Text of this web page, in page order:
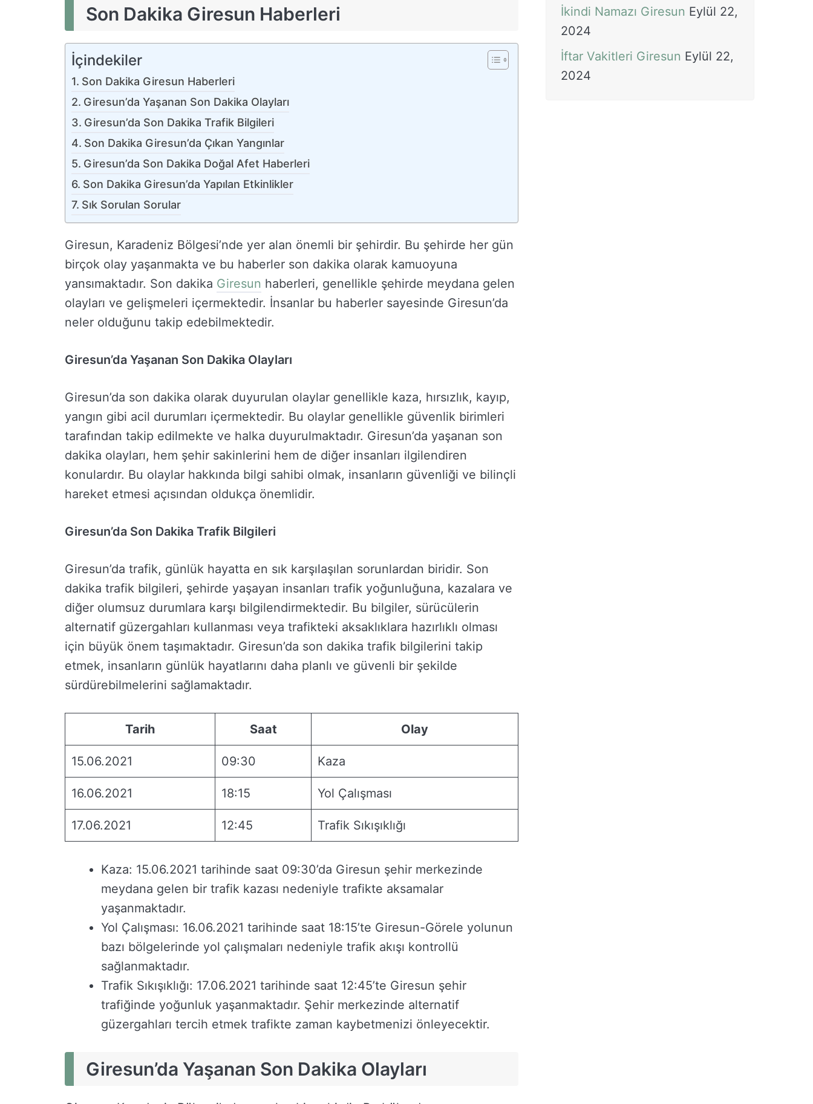
Son Dakika Giresun Haberleri
İçindekiler
Son Dakika Giresun Haberleri
Giresun’da Yaşanan Son Dakika Olayları
Giresun’da Son Dakika Trafik Bilgileri
Son Dakika Giresun’da Çıkan Yangınlar
Giresun’da Son Dakika Doğal Afet Haberleri
Son Dakika Giresun’da Yapılan Etkinlikler
Sık Sorulan Sorular
Giresun, Karadeniz Bölgesi’nde yer alan önemli bir şehirdir. Bu şehirde her gün
birçok olay yaşanmakta ve bu haberler son dakika olarak kamuoyuna
yansımaktadır. Son dakika Giresun haberleri, genellikle şehirde meydana gelen
olayları ve gelişmeleri içermektedir. İnsanlar bu haberler sayesinde Giresun’da
neler olduğunu takip edebilmektedir.
Giresun’da Yaşanan Son Dakika Olayları
Giresun’da son dakika olarak duyurulan olaylar genellikle kaza, hırsızlık, kayıp,
yangın gibi acil durumları içermektedir. Bu olaylar genellikle güvenlik birimleri
tarafından takip edilmekte ve halka duyurulmaktadır. Giresun’da yaşanan son
dakika olayları, hem şehir sakinlerini hem de diğer insanları ilgilendiren
konulardır. Bu olaylar hakkında bilgi sahibi olmak, insanların güvenliği ve bilinçli
hareket etmesi açısından oldukça önemlidir.
Giresun’da Son Dakika Trafik Bilgileri
Giresun’da trafik, günlük hayatta en sık karşılaşılan sorunlardan biridir. Son
dakika trafik bilgileri, şehirde yaşayan insanları trafik yoğunluğuna, kazalara ve
diğer olumsuz durumlara karşı bilgilendirmektedir. Bu bilgiler, sürücülerin
alternatif güzergahları kullanması veya trafikteki aksaklıklara hazırlıklı olması
için büyük önem taşımaktadır. Giresun’da son dakika trafik bilgilerini takip
etmek, insanların günlük hayatlarını daha planlı ve güvenli bir şekilde
sürdürebilmelerini sağlamaktadır.
Tarih Saat Olay
15.06.2021 09:30 Kaza
16.06.2021 18:15 Yol Çalışması
17.06.2021 12:45 Trafik Sıkışıklığı
Kaza: 15.06.2021 tarihinde saat 09:30’da Giresun şehir merkezinde
meydana gelen bir trafik kazası nedeniyle trafikte aksamalar
yaşanmaktadır.
Yol Çalışması: 16.06.2021 tarihinde saat 18:15’te Giresun-Görele yolunun
bazı bölgelerinde yol çalışmaları nedeniyle trafik akışı kontrollü
sağlanmaktadır.
Trafik Sıkışıklığı: 17.06.2021 tarihinde saat 12:45’te Giresun şehir
trafiğinde yoğunluk yaşanmaktadır. Şehir merkezinde alternatif
güzergahları tercih etmek trafikte zaman kaybetmenizi önleyecektir.
Giresun’da Yaşanan Son Dakika Olayları
İkindi Namazı Giresun Eylül 22,
2024
İftar Vakitleri Giresun Eylül 22,
2024